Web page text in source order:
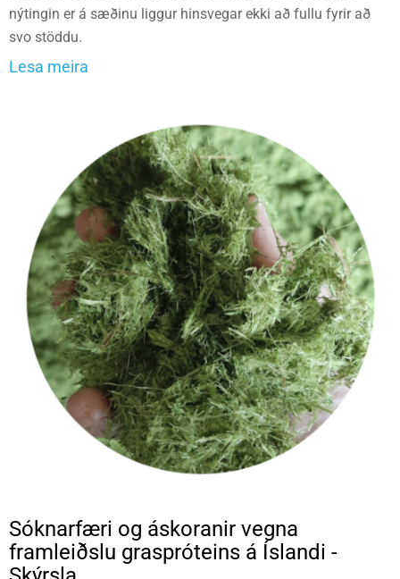
nýtingin er á sæðinu liggur hinsvegar ekki að fullu fyrir að
svo stöddu.
Lesa meira
Sóknarfæri og áskoranir vegna
framleiðslu graspróteins á Íslandi -